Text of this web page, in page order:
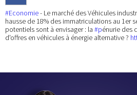
#Economie- Le marché des Véhicules
hausse de 18% des immatriculations au 1er
potentiels sont à envisager : la #pénurie des
d'offres en véhicules à énergie alternative ?